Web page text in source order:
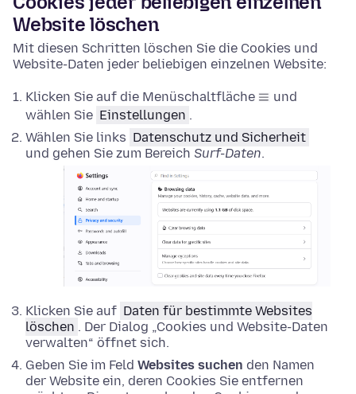
Website löschen
Mit diesen Schritten löschen Sie die Cookies und
Website-Daten jeder beliebigen einzelnen Website:
Klicken Sie auf die Menüschaltfläche
und
wählen Sie Einstellungen .
Wählen Sie links Datenschutz und Sicherheit
und gehen Sie zum Bereich Surf-Daten.
Klicken Sie auf Daten für bestimmte Websites
löschen . Der Dialog „Cookies und Website-Daten
verwalten“ öffnet sich.
Geben Sie im Feld Websites suchen den Namen
der Website ein, deren Cookies Sie entfernen